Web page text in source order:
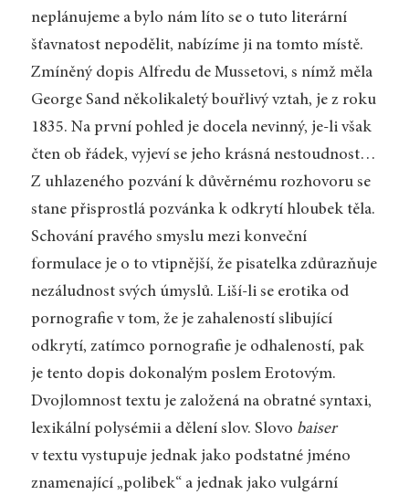
neplánujeme a bylo nám líto se o tuto literární
šťavnatost nepodělit, nabízíme ji na tomto místě.
Zmíněný dopis Alfredu de Mussetovi, s nímž měla
George Sand několikaletý bouřlivý vztah, je z roku
1835. Na první pohled je docela nevinný, je-li však
čten ob řádek, vyjeví se jeho krásná nestoudnost…
Z uhlazeného pozvání k důvěrnému rozhovoru se
stane přisprostlá pozvánka k odkrytí hloubek těla.
Schování pravého smyslu mezi konveční
formulace je o to vtipnější, že pisatelka zdůrazňuje
nezáludnost svých úmyslů. Liší-li se erotika od
pornografie v tom, že je zahaleností slibující
odkrytí, zatímco pornografie je odhaleností, pak
je tento dopis dokonalým poslem Erotovým.
Dvojlomnost textu je založená na obratné syntaxi,
lexikální polysémii a dělení slov. Slovo baiser
v textu vystupuje jednak jako podstatné jméno
znamenající „polibek“ a jednak jako vulgární